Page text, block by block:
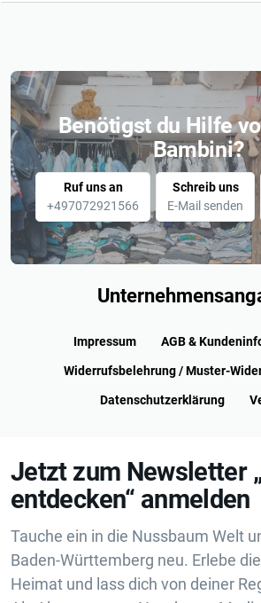
Benötigst du Hilfe
Bambini?
Ruf uns an
+497072921566
Schreib uns
E-Mail senden
Impressum AGB &
Widerrufsbelehrung / Muster-
Datenschutzerklärung
Jetzt zum Newsletter
entdecken“ anmelden
Tauche ein in die Nussbaum Welt
Baden-Württemberg neu. Erlebe
Heimat und lass dich von deiner